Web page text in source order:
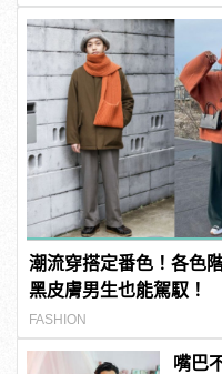
潮流穿搭定番色！各色
黑皮膚男生也能駕馭！
FASHION
嘴巴